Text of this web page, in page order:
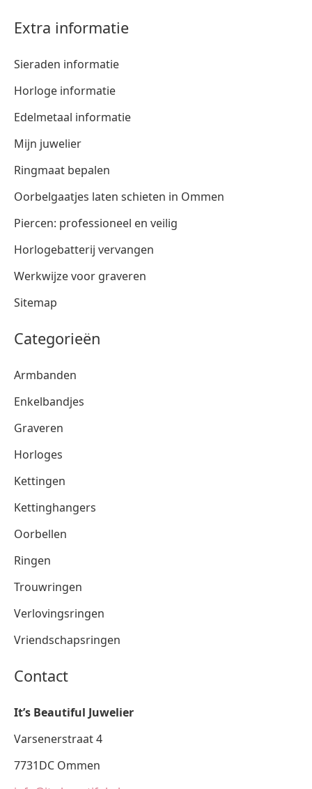
Extra informatie
Sieraden informatie
Horloge informatie
Edelmetaal informatie
Mijn juwelier
Ringmaat bepalen
Oorbelgaatjes laten schieten in Ommen
Piercen: professioneel en veilig
Horlogebatterij vervangen
Werkwijze voor graveren
Sitemap
Categorieën
Armbanden
Enkelbandjes
Graveren
Horloges
Kettingen
Kettinghangers
Oorbellen
Ringen
Trouwringen
Verlovingsringen
Vriendschapsringen
Contact
It’s Beautiful Juwelier
Varsenerstraat 4
7731DC Ommen